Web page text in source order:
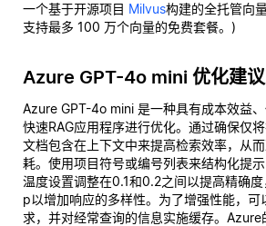
一个基于开源项目 Milvus构建的全托管向
支持最多 100 万个向量的免费套餐。)
Azure GPT-4o mini 优化建议
Azure GPT-4o mini 是一种具有成本效益
快速RAG应用程序进行优化。通过确保仅
文档包含在上下文中来提高检索效率，从
耗。使用项目符号或编号列表来结构化提
温度设置调整在0.1和0.2之间以提高精确
p以增加响应的多样性。为了增强性能，可
求，并对经常查询的信息实施缓存。